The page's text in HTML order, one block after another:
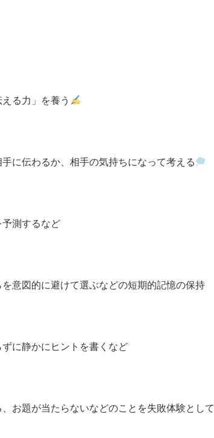
る力」を養う
に伝わるか、相手の気持ちになって考える
測するなど
意図的に避けて選ぶなどの短期的記憶の保持
に静かにヒントを書くなど
お題が当たらないなどのことを失敗体験として